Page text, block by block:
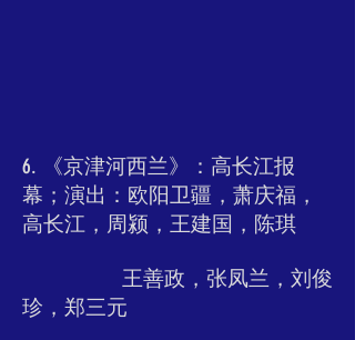
6. 《京津河西兰》：高长江报
幕；演出：欧阳卫疆，萧庆福，
高长江，周颍，王建国，陈琪
王善政，张凤兰，刘俊
珍，郑三元